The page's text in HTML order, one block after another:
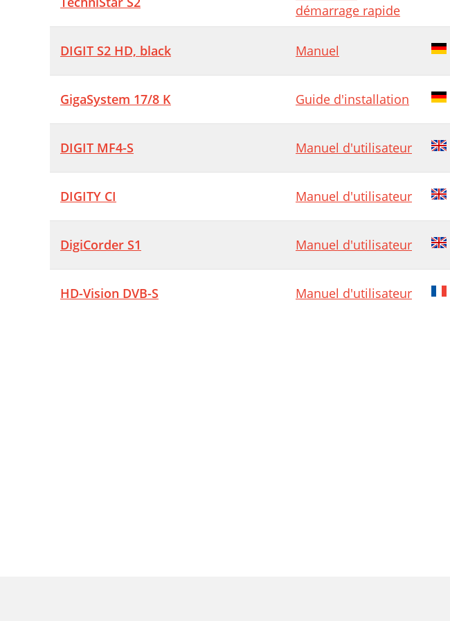
démarrage rapide
DIGIT S2 HD, black Manuel
GigaSystem 17/8 K Guide d'installation
DIGIT MF4-S Manuel d'utilisateur
DIGITY CI Manuel d'utilisateur
DigiCorder S1 Manuel d'utilisateur
HD-Vision DVB-S Manuel d'utilisateur